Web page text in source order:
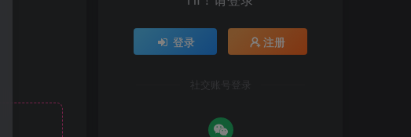
登录 注册
社交账号登录